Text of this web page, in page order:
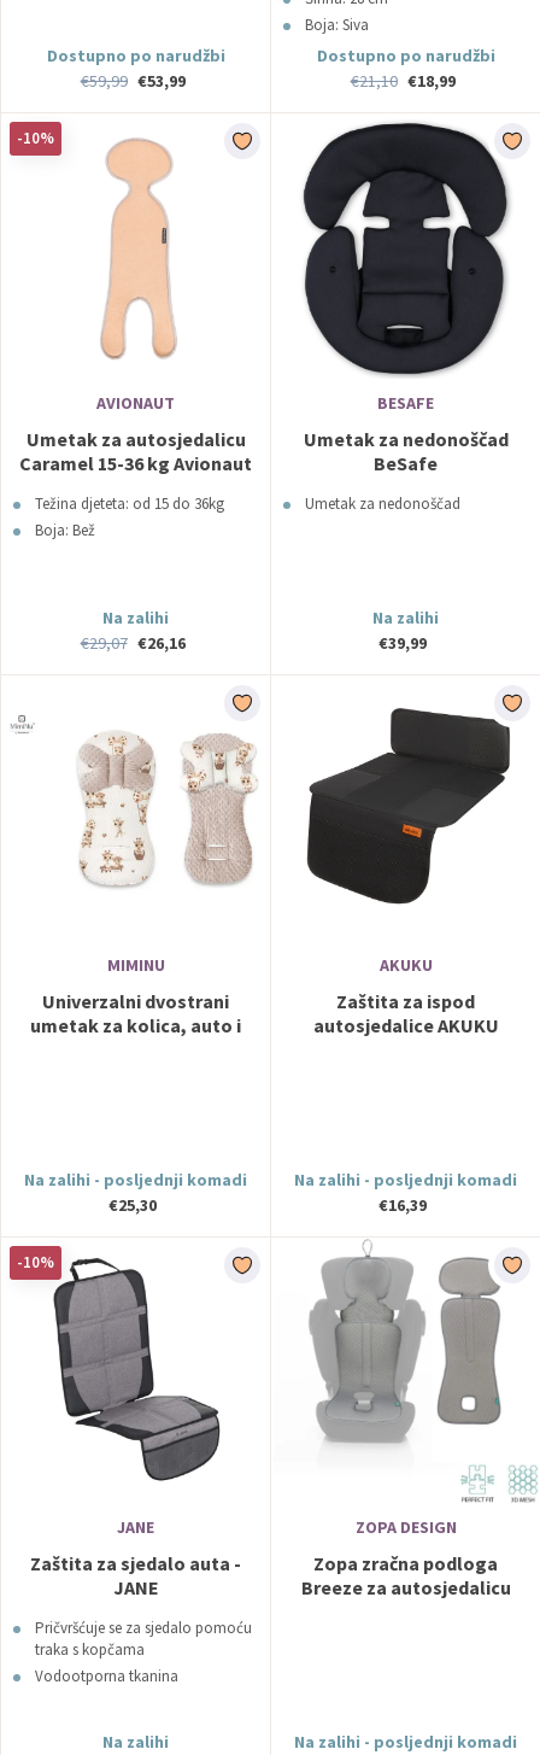
Dostupno po narudžbi
€59,99 €53,99
Boja: Siva
Dostupno po narudžbi
€21,10 €18,99
-10%
AVIONAUT
Umetak za autosjedalicu
Caramel 15-36 kg Avionaut
Težina djeteta: od 15 do 36kg
Boja: Bež
Na zalihi
€29,07 €26,16
BESAFE
Umetak za nedonoščad
BeSafe
Umetak za nedonoščad
Na zalihi
€39,99
MIMINU
Univerzalni dvostrani
umetak za kolica, auto i
Na zalihi - posljednji komadi
€25,30
AKUKU
Zaštita za ispod
autosjedalice AKUKU
Na zalihi - posljednji komadi
€16,39
-10%
JANE
Zaštita za sjedalo auta -
JANE
Pričvršćuje se za sjedalo pomoću
traka s kopčama
Vodootporna tkanina
Na zalihi
ZOPA DESIGN
Zopa zračna podloga
Breeze za autosjedalicu
Na zalihi - posljednji komadi